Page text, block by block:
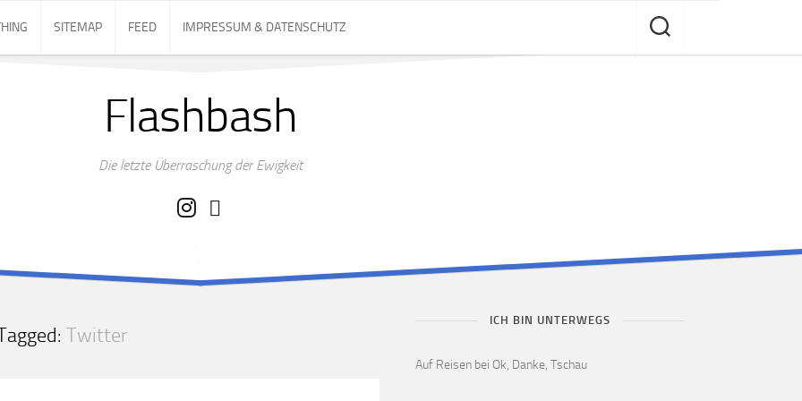
SITEMAP FEED IMPRESSUM & DATENSCHUTZ
Flashbash
Die letzte Überraschung der Ewigkeit
Twitter
ICH BIN UNTERWEGS
Auf Reisen bei Ok, Danke, Tschau